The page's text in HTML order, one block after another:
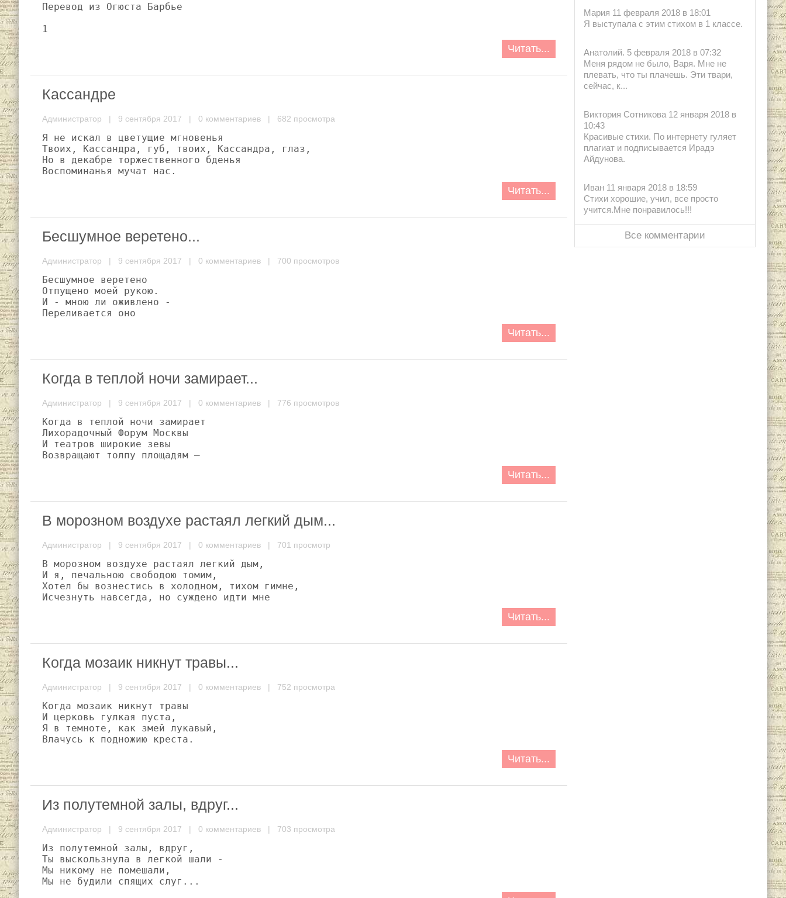
Перевод из Огюста Барбье
Читать...
Кассандре
Администратор | 9 сентября 2017 | 0 комментариев | 682 просмотра
Я не искал в цветущие мгновенья
Твоих, Кассандра, губ, твоих, Кассандра, глаз,
Но в декабре торжественного бденья
Воспоминанья мучат нас.
Читать...
Бесшумное веретено...
Администратор | 9 сентября 2017 | 0 комментариев | 700 просмотров
Бесшумное веретено
Отпущено моей рукою.
И - мною ли оживлено -
Переливается оно
Читать...
Когда в теплой ночи замирает...
Администратор | 9 сентября 2017 | 0 комментариев | 776 просмотров
Когда в теплой ночи замирает
Лихорадочный Форум Москвы
И театров широкие зевы
Возвращают толпу площадям —
Читать...
В морозном воздухе растаял легкий дым...
Администратор | 9 сентября 2017 | 0 комментариев | 701 просмотр
В морозном воздухе растаял легкий дым,
И я, печальною свободою томим,
Хотел бы вознестись в холодном, тихом гимне,
Исчезнуть навсегда, но суждено идти мне
Читать...
Когда мозаик никнут травы...
Администратор | 9 сентября 2017 | 0 комментариев | 752 просмотра
Когда мозаик никнут травы
И церковь гулкая пуста,
Я в темноте, как змей лукавый,
Влачусь к подножию креста.
Читать...
Из полутемной залы, вдруг...
Администратор | 9 сентября 2017 | 0 комментариев | 703 просмотра
Из полутемной залы, вдруг,
Ты выскользнула в легкой шали -
Мы никому не помешали,
Мы не будили спящих слуг...
Мария 11 февраля 2018 в 18:01
Я выступала с этим стихом в 1 классе.
Анатолий. 5 февраля 2018 в 07:32
Меня рядом не было, Варя. Мне не
плевать, что ты плачешь. Эти твари,
сейчас, к...
Виктория Сотникова 12 января 2018 в
10:43
Красивые стихи. По интернету гуляет
плагиат и подписывается Ирадэ
Айдунова.
Иван 11 января 2018 в 18:59
Стихи хорошие, учил, все просто
учится.Мне понравилось!!!
Все комментарии